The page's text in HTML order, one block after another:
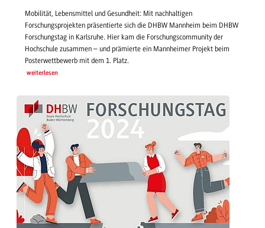
Mobilität, Lebensmittel und Gesundheit: Mit nachhaltigen
Forschungsprojekten präsentierte sich die DHBW Mannheim beim DHBW
Forschungstag in Karlsruhe. Hier kam die Forschungscommunity der
Hochschule zusammen – und prämierte ein Mannheimer Projekt beim
Posterwettbewerb mit dem 1. Platz.
weiterlesen